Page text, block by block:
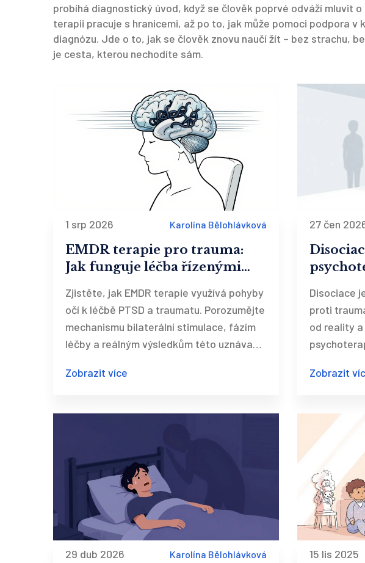
probíhá diagnostický úvod, když se člověk poprvé odváží mluvit
terapii pracuje s hranicemi, až po to, jak může pomoci podpora v
diagnózu. Jde o to, jak se člověk znovu naučí žít – bez strachu,
je cesta, kterou nechodíte sám.
1 srp 2026 Karolína Bělohlávková
EMDR terapie pro trauma:
Jak funguje léčba řízenými
Zjistěte, jak EMDR terapie využívá pohyby
očí k léčbě PTSD a traumatu. Porozumějte
mechanismu bilaterální stimulace, fázím
léčby a reálným výsledkům této uznávané
Zobrazit více
27 čen
Disociace
proti
od reality
Zobrazit
29 dub 2026 Karolína Bělohlávková 15 lis 2025